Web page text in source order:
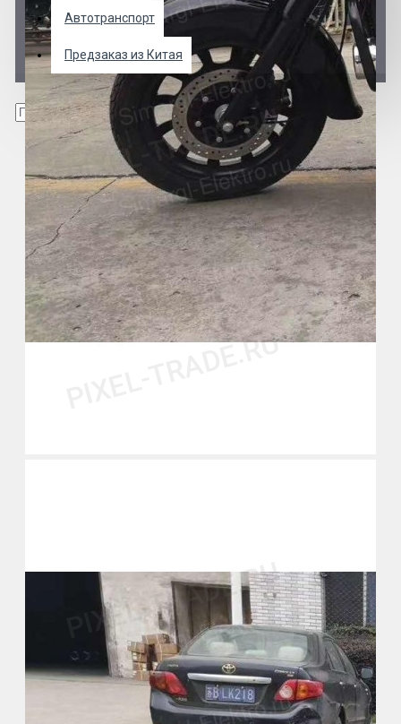
Автотранспорт
Предзаказ из Китая